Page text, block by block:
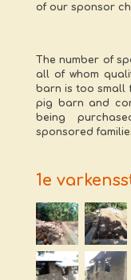
of our sponsor
The number of
all of whom
barn is too small
pig barn and
being
sponsored
1e